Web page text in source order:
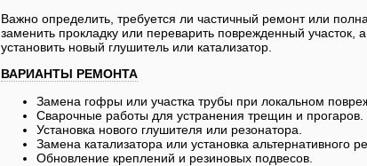
Важно определить, требуется ли частичный ремонт или
заменить прокладку или переварить поврежденный участок,
установить новый глушитель или катализатор.
ВАРИАНТЫ РЕМОНТА
Замена гофры или участка трубы при локальном
Сварочные работы для устранения трещин и прогаров.
Установка нового глушителя или резонатора.
Замена катализатора или установка альтернативного
Обновление креплений и резиновых подвесов.